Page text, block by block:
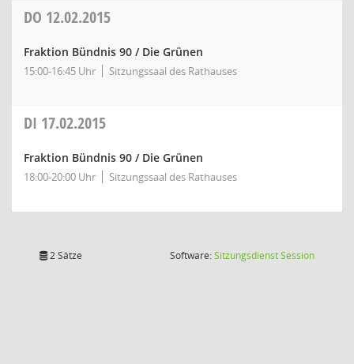
DO 12.02.2015
Fraktion Bündnis 90 / Die Grünen
15:00-16:45 Uhr Sitzungssaal des Rathauses
DI 17.02.2015
Fraktion Bündnis 90 / Die Grünen
18:00-20:00 Uhr Sitzungssaal des Rathauses
2 Sätze Software:SitzungsdienstSession(Wird in